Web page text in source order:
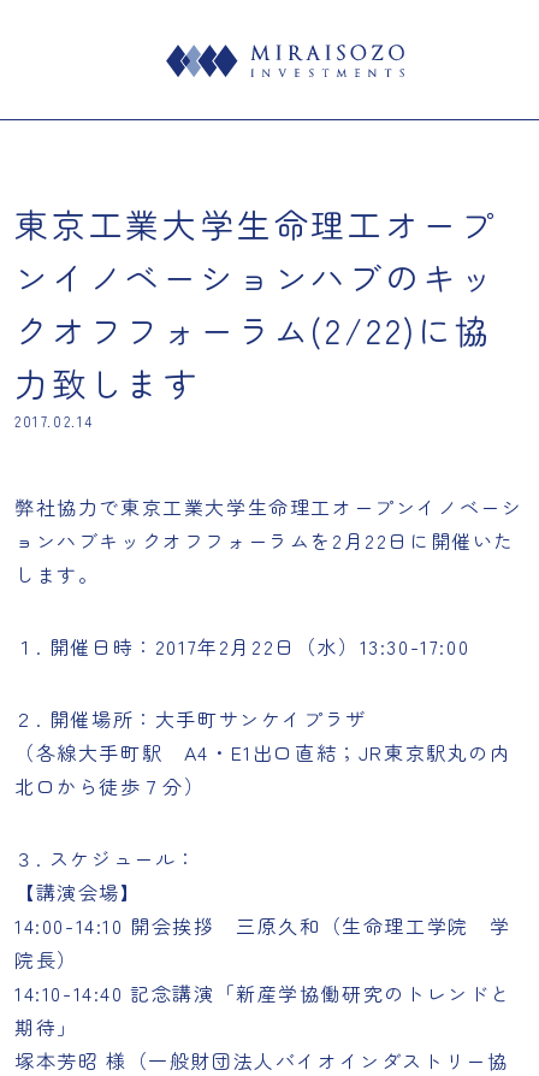
東京工業大学生命理工オープ
ンイノベーションハブのキッ
クオフフォーラム(2/22)に協
力致します
2017.02.14
弊社協力で東京工業大学生命理工オープンイノベーシ
ョンハブキックオフフォーラム を2月22日に開催いた
します。
１. 開催日時：2017年2月22日（水）13:30-17:00
２. 開催場所：大手町サンケイプラザ
（各線大手町駅 A4・E1出口直結；JR東京駅丸の内
北口から徒歩７分）
３. スケジュール：
【講演会場】
14:00-14:10 開会挨拶 三原久和（生命理工学院 学
院長）
14:10-14:40 記念講演「新産学協働研究のトレンドと
期待」
塚本芳昭 様（一般財団法人バイオインダストリー協